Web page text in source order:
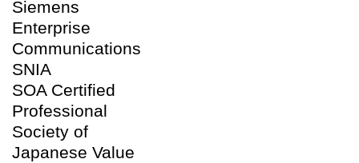
Siemens
Enterprise
Communications
SNIA
SOA Certified
Professional
Society of
Japanese Value